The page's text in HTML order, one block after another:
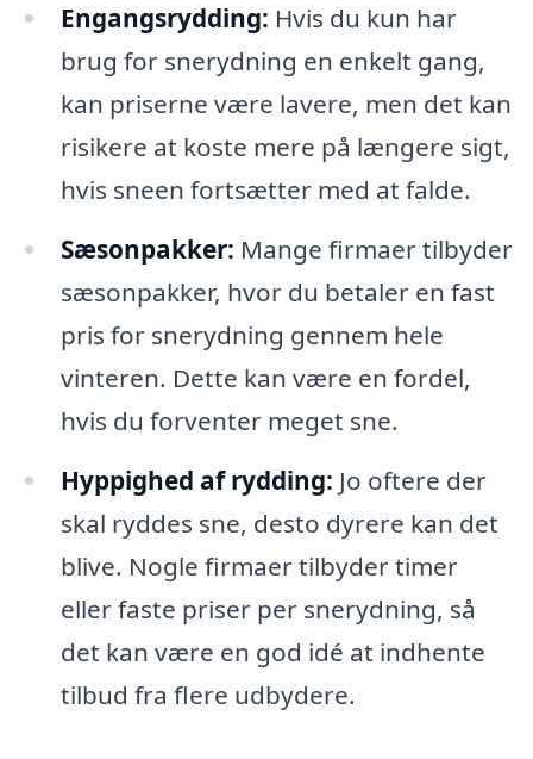
Engangsrydding: Hvis du kun har
brug for snerydning en enkelt gang,
kan priserne være lavere, men det kan
risikere at koste mere på længere sigt,
hvis sneen fortsætter med at falde.
Sæsonpakker: Mange firmaer tilbyder
sæsonpakker, hvor du betaler en fast
pris for snerydning gennem hele
vinteren. Dette kan være en fordel,
hvis du forventer meget sne.
Hyppighed af rydding: Jo oftere der
skal ryddes sne, desto dyrere kan det
blive. Nogle firmaer tilbyder timer
eller faste priser per snerydning, så
det kan være en god idé at indhente
tilbud fra flere udbydere.